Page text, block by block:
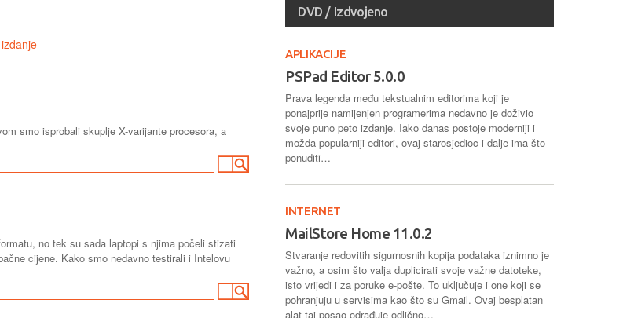
smo isprobali skuplje X-varijante procesora, a
no tek su sada laptopi s njima počeli stizati
cijene. Kako smo nedavno testirali i Intelovu
DVD / Izdvojeno
APLIKACIJE
PSPad Editor 5.0.0
Prava legenda među tekstualnim editorima koji je
ponajprije namijenjen programerima nedavno je doživio
svoje puno peto izdanje. Iako danas postoje moderniji i
možda popularniji editori, ovaj starosjedioc i dalje ima što
ponuditi…
INTERNET
MailStore Home 11.0.2
Stvaranje redovitih sigurnosnih kopija podataka iznimno je
važno, a osim što valja duplicirati svoje važne datoteke,
isto vrijedi i za poruke e-pošte. To uključuje i one koji se
pohranjuju u servisima kao što su Gmail. Ovaj besplatan
alat taj posao odrađuje odlično…